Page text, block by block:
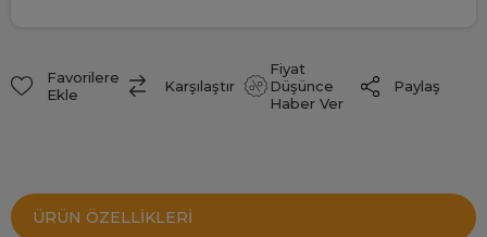
Favorilere
Ekle
Karşılaştır
Fiyat
Düşünce
Haber Ver
Paylaş
ÜRÜN ÖZELLIKLERI